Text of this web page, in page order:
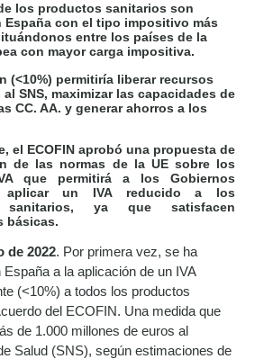
los productos sanitarios son
España con el tipo impositivo más
entre los países de la
con mayor carga impositiva.
(<10%) permitiría liberar recursos
SNS, maximizar las capacidades de
CC. AA. y generar ahorros a los
el ECOFIN aprobó una propuesta de
de las normas de la UE sobre los
que permitirá a los Gobiernos
aplicar un IVA reducido a los
sanitarios, ya que satisfacen
básicas.
de 2022. Por primera vez, se ha
a la aplicación de un IVA
(<10%) a todos los productos
del ECOFIN. Una medida que
de 1.000 millones de euros al
Salud (SNS), según estimaciones de